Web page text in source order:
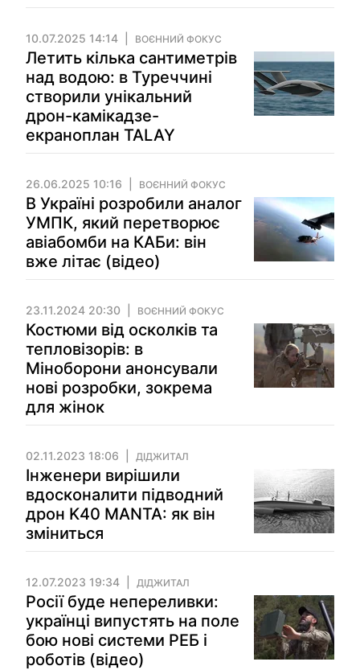
10.07.2025 14:14 ВОЄННИЙ ФОКУС
Летить кілька сантиметрів
над водою: в Туреччині
створили унікальний
дрон-камікадзе-
екраноплан TALAY
26.06.2025 10:16 ВОЄННИЙ ФОКУС
В Україні розробили аналог
УМПК, який перетворює
авіабомби на КАБи: він
вже літає (відео)
23.11.2024 20:30 ВОЄННИЙ ФОКУС
Костюми від осколків та
тепловізорів: в
Міноборони анонсували
нові розробки, зокрема
для жінок
02.11.2023 18:06 ДІДЖИТАЛ
Інженери вирішили
вдосконалити підводний
дрон K40 MANTA: як він
зміниться
12.07.2023 19:34 ДІДЖИТАЛ
Росії буде непереливки:
українці випустять на поле
бою нові системи РЕБ і
роботів (відео)